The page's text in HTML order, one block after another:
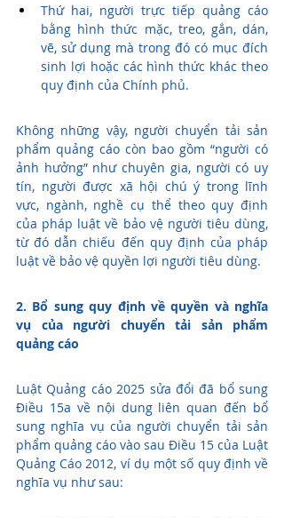
Thứ hai, người trực tiếp quảng cáo
bằng hình thức mặc, treo, gắn, dán,
vẽ, sử dụng mà trong đó có mục đích
sinh lợi hoặc các hình thức khác theo
quy định của Chính phủ.
Không những vậy, người chuyển tải sản
phẩm quảng cáo còn bao gồm “người có
ảnh hưởng” như chuyên gia, người có uy
tín, người được xã hội chú ý trong lĩnh
vực, ngành, nghề cụ thể theo quy định
của pháp luật về bảo vệ người tiêu dùng,
từ đó dẫn chiếu đến quy định của pháp
luật về bảo vệ quyền lợi người tiêu dùng.
2. Bổ sung quy định về quyền và nghĩa
vụ của người chuyển tải sản phẩm
quảng cáo
Luật Quảng cáo 2025 sửa đổi đã bổ sung
Điều 15a về nội dung liên quan đến bổ
sung nghĩa vụ của người chuyển tải sản
phẩm quảng cáo vào sau Điều 15 của Luật
Quảng Cáo 2012, ví dụ một số quy định về
nghĩa vụ như sau: